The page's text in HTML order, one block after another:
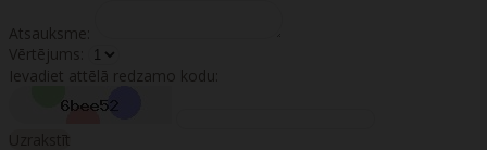
Atsauksme:
Vērtējums:
Ievadiet attēlā redzamo kodu:
Uzrakstīt